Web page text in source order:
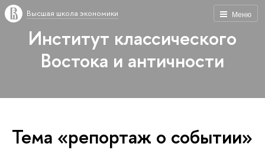
Меню
Высшая школа экономики
Институт классического
Востока и античности
Тема «репортаж о событии»